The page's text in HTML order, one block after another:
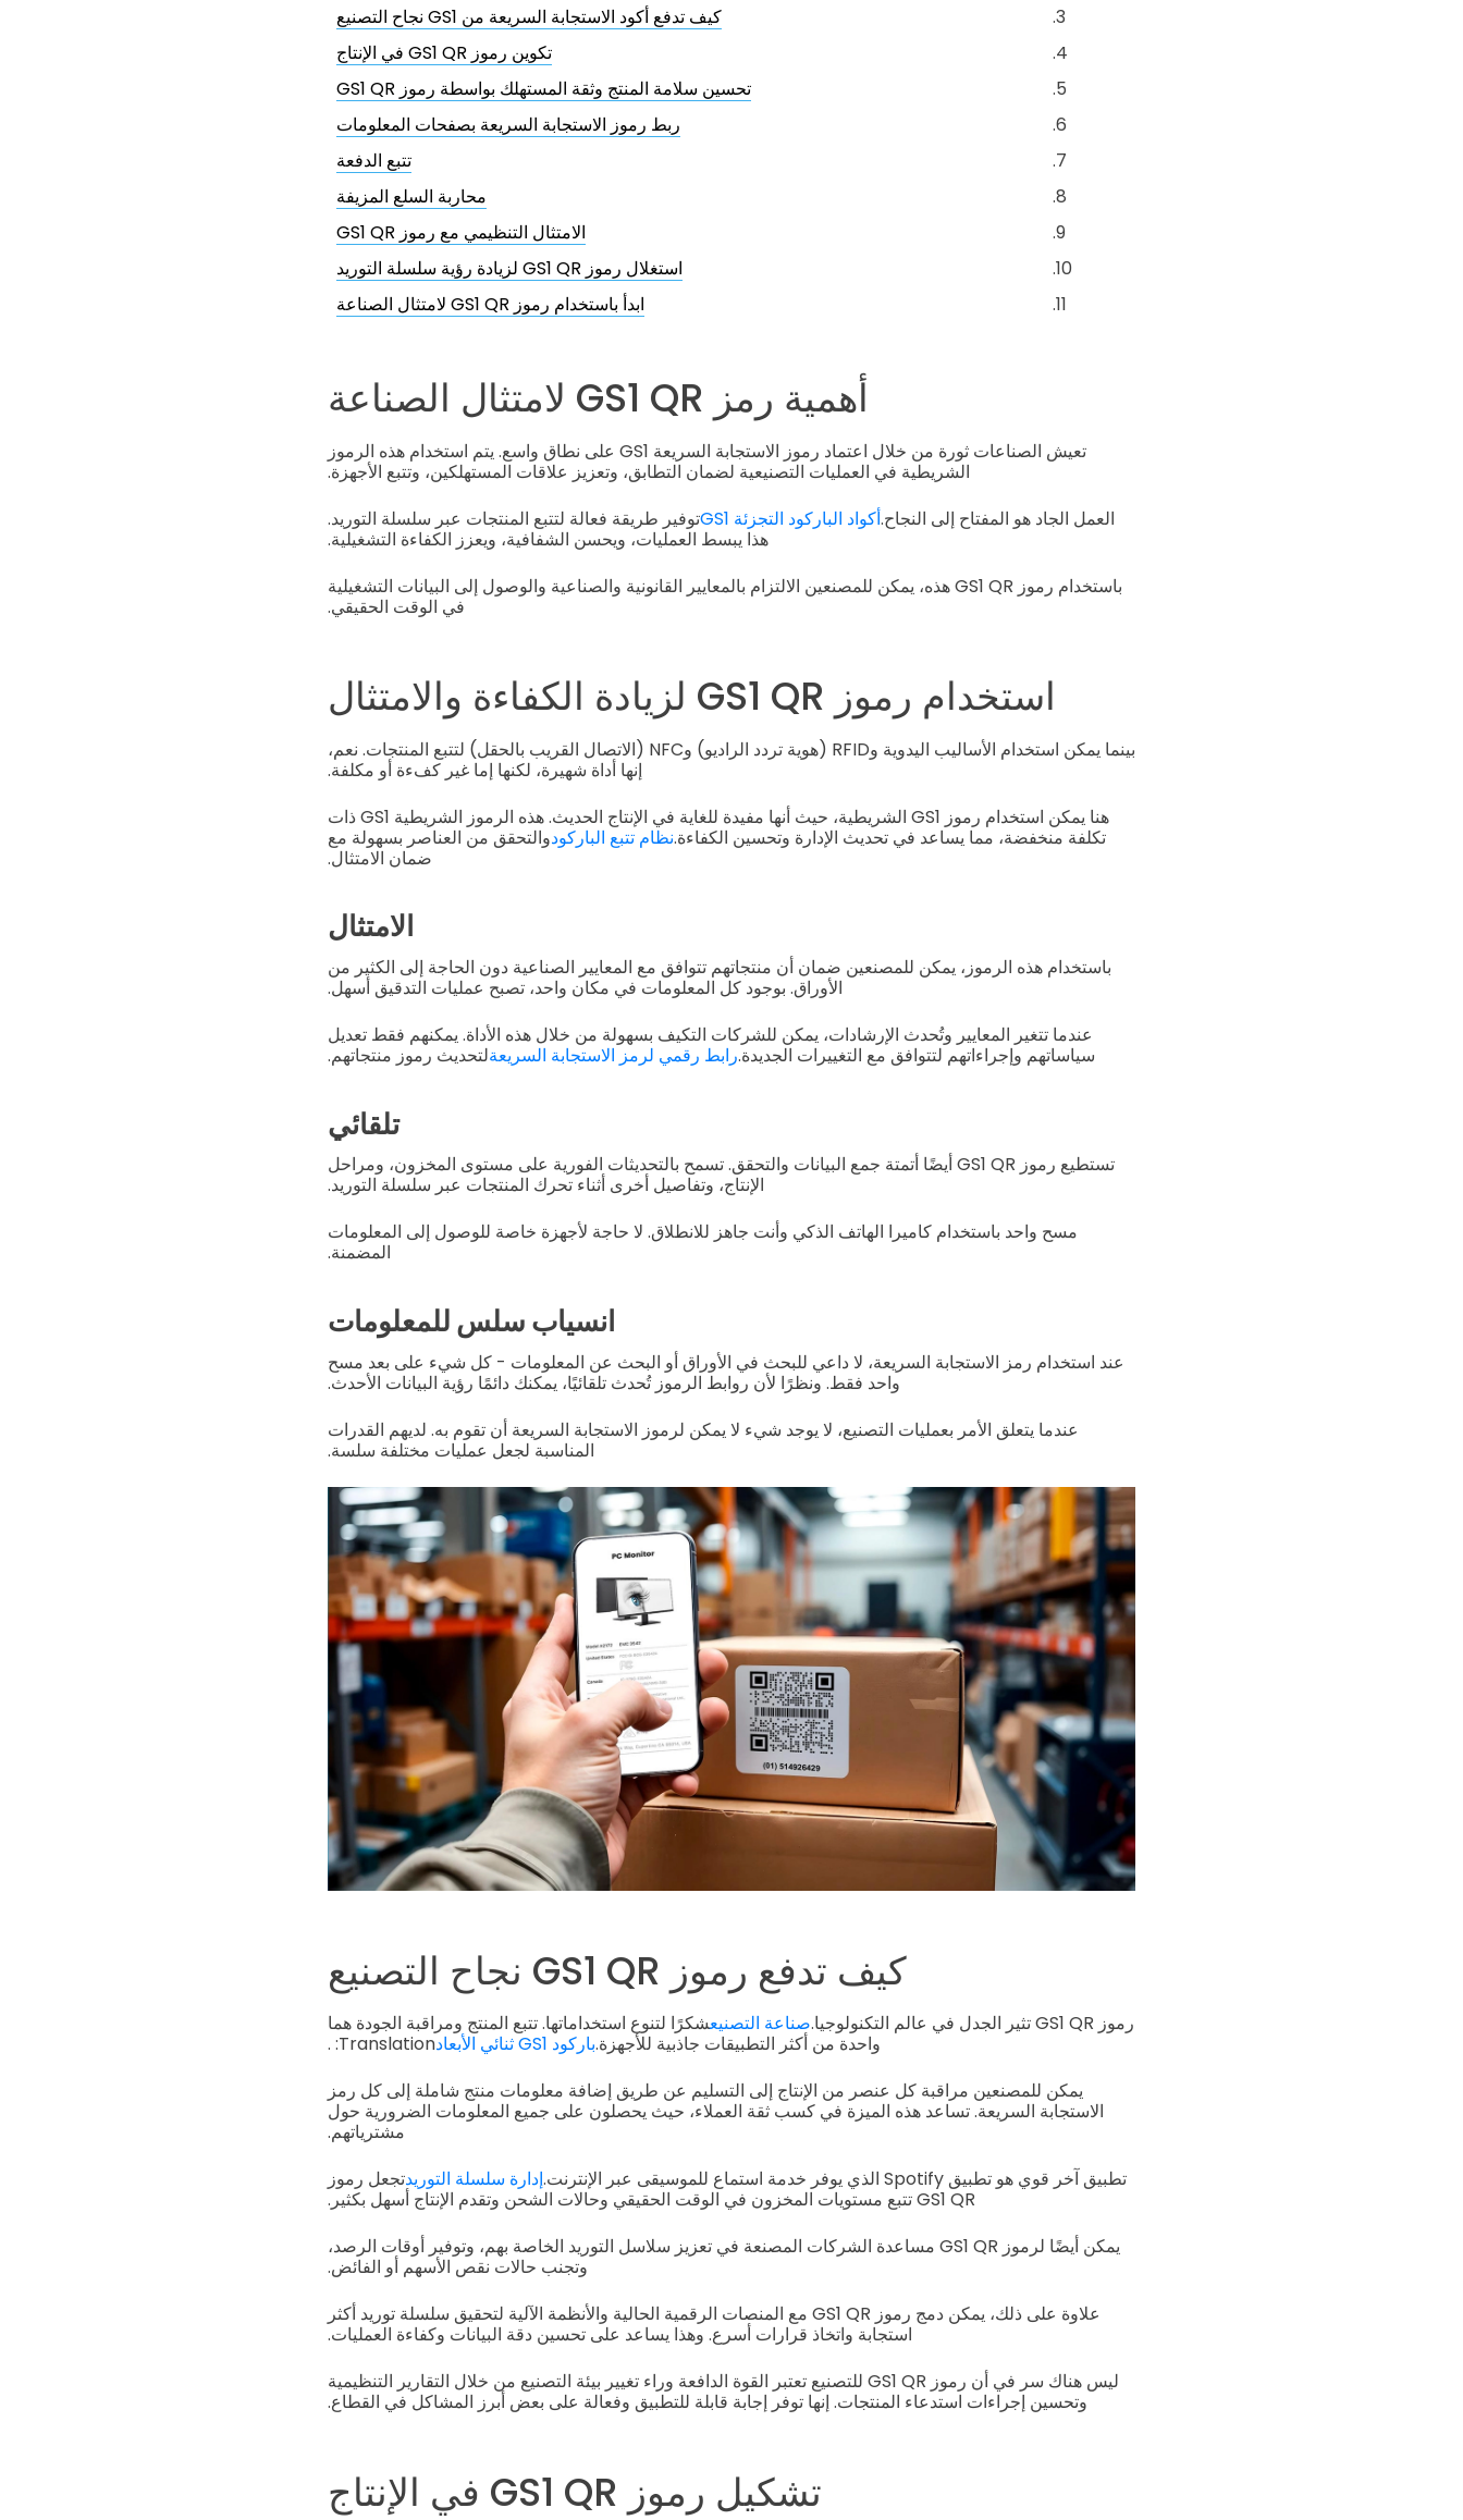
كيف تدفع أكود الاستجابة السريعة من GS1 نجاح التصنيع
تكوين رموز GS1 QR في الإنتاج
تحسين سلامة المنتج وثقة المستهلك بواسطة رموز GS1 QR
ربط رموز الاستجابة السريعة بصفحات المعلومات
تتبع الدفعة
محاربة السلع المزيفة
الامتثال التنظيمي مع رموز GS1 QR
استغلال رموز GS1 QR لزيادة رؤية سلسلة التوريد
ابدأ باستخدام رموز GS1 QR لامتثال الصناعة
أهمية رمز GS1 QR لامتثال الصناعة
تعيش الصناعات ثورة من خلال اعتماد رموز الاستجابة السريعة GS1 على نطاق واسع. يتم استخدام هذه الرموز
الشريطية في العمليات التصنيعية لضمان التطابق، وتعزيز علاقات المستهلكين، وتتبع الأجهزة.
العمل الجاد هو المفتاح إلى النجاح.أكواد الباركود التجزئة GS1
توفير طريقة فعالة لتتبع المنتجات عبر سلسلة التوريد.
هذا يبسط العمليات، ويحسن الشفافية، ويعزز الكفاءة التشغيلية.
باستخدام رموز GS1 QR هذه، يمكن للمصنعين الالتزام بالمعايير القانونية والصناعية والوصول إلى البيانات التشغيلية
في الوقت الحقيقي.
استخدام رموز GS1 QR لزيادة الكفاءة والامتثال
بينما يمكن استخدام الأساليب اليدوية وRFID (هوية تردد الراديو) وNFC (الاتصال القريب بالحقل) لتتبع المنتجات. نعم،
إنها أداة شهيرة، لكنها إما غير كفءة أو مكلفة.
هنا يمكن استخدام رموز GS1 الشريطية، حيث أنها مفيدة للغاية في الإنتاج الحديث. هذه الرموز الشريطية GS1 ذات
تكلفة منخفضة، مما يساعد في تحديث الإدارة وتحسين الكفاءة.نظام تتبع الباركودوالتحقق من العناصر بسهولة مع
ضمان الامتثال.
الامتثال
باستخدام هذه الرموز، يمكن للمصنعين ضمان أن منتجاتهم تتوافق مع المعايير الصناعية دون الحاجة إلى الكثير من
الأوراق. بوجود كل المعلومات في مكان واحد، تصبح عمليات التدقيق أسهل.
عندما تتغير المعايير وتُحدث الإرشادات، يمكن للشركات التكيف بسهولة من خلال هذه الأداة. يمكنهم فقط تعديل
سياساتهم وإجراءاتهم لتتوافق مع التغييرات الجديدة.رابط رقمي لرمز الاستجابة السريعةلتحديث رموز منتجاتهم.
تلقائي
تستطيع رموز GS1 QR أيضًا أتمتة جمع البيانات والتحقق. تسمح بالتحديثات الفورية على مستوى المخزون، ومراحل
الإنتاج، وتفاصيل أخرى أثناء تحرك المنتجات عبر سلسلة التوريد.
مسح واحد باستخدام كاميرا الهاتف الذكي وأنت جاهز للانطلاق. لا حاجة لأجهزة خاصة للوصول إلى المعلومات
المضمنة.
انسياب سلس للمعلومات
عند استخدام رمز الاستجابة السريعة، لا داعي للبحث في الأوراق أو البحث عن المعلومات - كل شيء على بعد مسح
واحد فقط. ونظرًا لأن روابط الرموز تُحدث تلقائيًا، يمكنك دائمًا رؤية البيانات الأحدث.
عندما يتعلق الأمر بعمليات التصنيع، لا يوجد شيء لا يمكن لرموز الاستجابة السريعة أن تقوم به. لديهم القدرات
المناسبة لجعل عمليات مختلفة سلسة.
كيف تدفع رموز GS1 QR نجاح التصنيع
رموز GS1 QR تثير الجدل في عالم التكنولوجيا. صناعة التصنيعشكرًا لتنوع استخداماتها. تتبع المنتج ومراقبة الجودة هما
واحدة من أكثر التطبيقات جاذبية للأجهزة.باركود GS1 ثنائي الأبعاد
Translation: .
يمكن للمصنعين مراقبة كل عنصر من الإنتاج إلى التسليم عن طريق إضافة معلومات منتج شاملة إلى كل رمز
الاستجابة السريعة. تساعد هذه الميزة في كسب ثقة العملاء، حيث يحصلون على جميع المعلومات الضرورية حول
مشترياتهم.
تطبيق آخر قوي هو تطبيق Spotify الذي يوفر خدمة استماع للموسيقى عبر الإنترنت.
إدارة سلسلة التوريدتجعل رموز
GS1 QR تتبع مستويات المخزون في الوقت الحقيقي وحالات الشحن وتقدم الإنتاج أسهل بكثير.
يمكن أيضًا لرموز GS1 QR مساعدة الشركات المصنعة في تعزيز سلاسل التوريد الخاصة بهم، وتوفير أوقات الرصد،
وتجنب حالات نقص الأسهم أو الفائض.
علاوة على ذلك، يمكن دمج رموز GS1 QR مع المنصات الرقمية الحالية والأنظمة الآلية لتحقيق سلسلة توريد أكثر
استجابة واتخاذ قرارات أسرع. وهذا يساعد على تحسين دقة البيانات وكفاءة العمليات.
ليس هناك سر في أن رموز GS1 QR للتصنيع تعتبر القوة الدافعة وراء تغيير بيئة التصنيع من خلال التقارير التنظيمية
وتحسين إجراءات استدعاء المنتجات. إنها توفر إجابة قابلة للتطبيق وفعالة على بعض أبرز المشاكل في القطاع.
تشكيل رموز GS1 QR في الإنتاج